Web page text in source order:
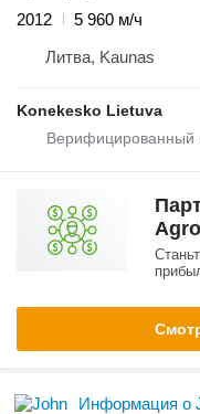
2012
5 960 м/ч
Литва, Kaunas
Konekesko Lietuva
Информация о